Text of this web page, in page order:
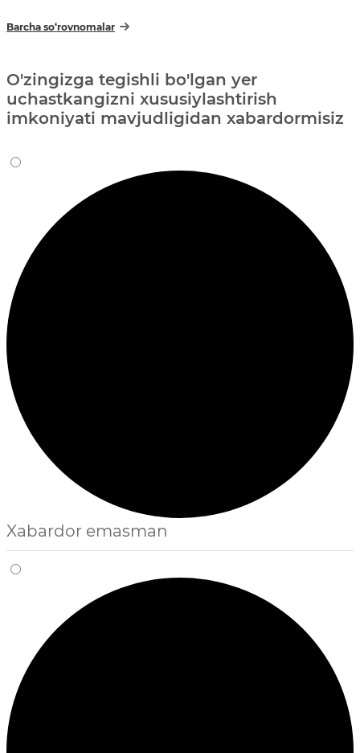
Barcha so‘rovnomalar
O'zingizga tegishli bo'lgan yer
uchastkangizni xususiylashtirish
imkoniyati mavjudligidan xabardormisiz
Xabardor emasman